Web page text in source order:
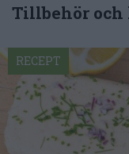
Tillbehör
RECEPT